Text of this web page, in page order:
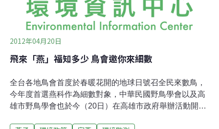
2012年04月20日
飛來「燕」福知多少 鳥會邀你來細數
全台各地鳥會首度於春暖花開的地球日號召全民來數鳥，
今年度首選燕科作為細數對象，中華民國野鳥學會以及高
雄市野鳥學會也於今（20日）在高雄市政府舉辦活動開跑